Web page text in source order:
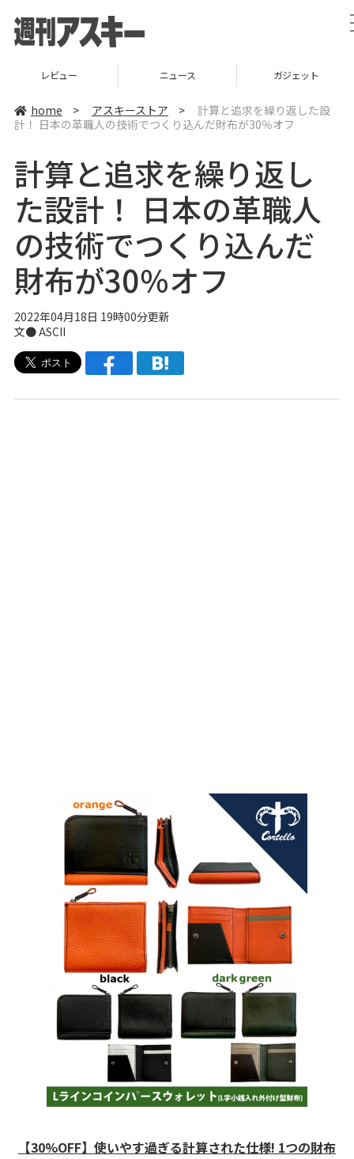
レビュー ニュース ガジェット
home > アスキーストア >
計算と追求を繰り返した設
計！ ⽇本の⾰職⼈の技術でつくり込んだ財布が30％オフ
計算と追求を繰り返し
た設計！ ⽇本の⾰職⼈
の技術でつくり込んだ
財布が30％オフ
2022年04月18日 19時00分更新
文● ASCII
【30%OFF】使いやす過ぎる計算された仕様! 1つの財布